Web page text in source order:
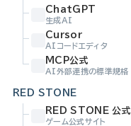
ChatGPT
生成AI
Cursor
AIコードエディタ
MCP公式
AI外部連携の標準規格
RED STONE
RED STONE 公式
ゲーム公式サイト